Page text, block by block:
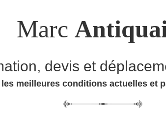
Marc
devis et
meilleures conditions actuelles et